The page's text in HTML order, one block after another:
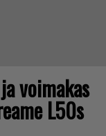
voimakas
L50s